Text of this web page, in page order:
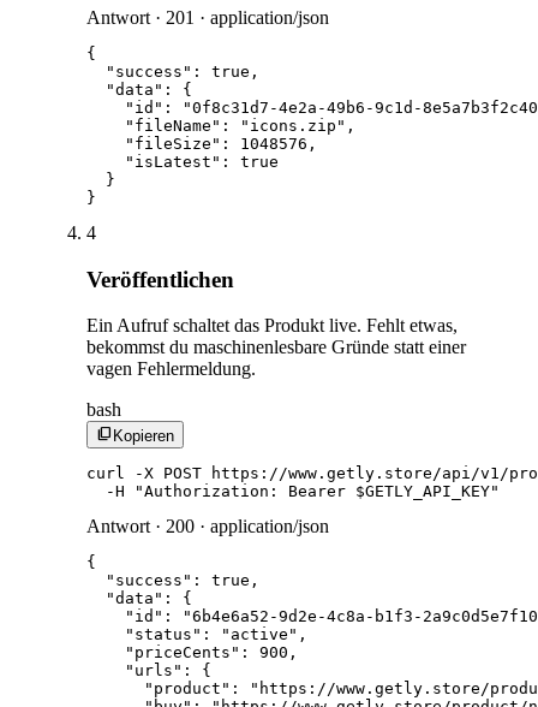
Antwort · 201 · application/json
{
  "success": true,
  "data": {
"id": "0f8c31d7-4e2a-49b6-9c1d-
    "fileName": "icons.zip",
    "fileSize": 1048576,
    "isLatest": true
  }
}
4
Veröffentlichen
Ein Aufruf schaltet das Produkt live. Fehlt etwas,
bekommst du maschinenlesbare Gründe statt einer
vagen Fehlermeldung.
bash
content_copy Kopieren
curl -X POST https://www.getly.store/api/v1/
  -H "Authorization: Bearer $GETLY_API_KEY"
Antwort · 200 · application/json
{
  "success": true,
  "data": {
"id": "6b4e6a52-9d2e-4c8a-b1f3-
    "status": "active",
    "priceCents": 900,
    "urls": {
"product": "https://www.getly.store/